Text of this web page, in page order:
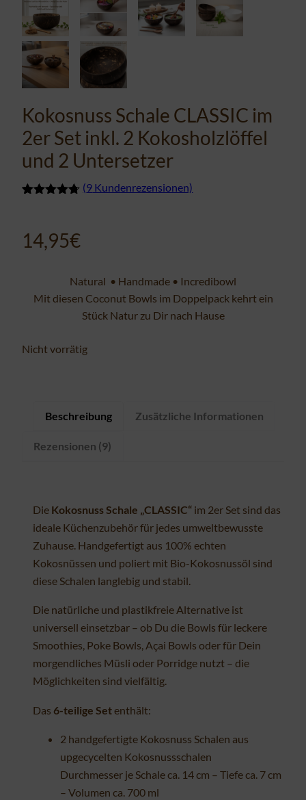
Kokosnuss Schale CLASSIC im
2er Set inkl. 2 Kokosholzlöffel
und 2 Untersetzer
basierend
auf
(9 Kundenrezensionen)
14,95€
Natural • Handmade • Incredibowl
Mit diesen Coconut Bowls im Doppelpack kehrt ein
Stück Natur zu Dir nach Hause
Nicht vorrätig
Beschreibung Zusätzliche Informationen
Rezensionen (9)
Die Kokosnuss Schale „CLASSIC“ im 2er Set sind das
ideale Küchenzubehör für jedes umweltbewusste
Zuhause. Handgefertigt aus 100% echten
Kokosnüssen und poliert mit Bio-Kokosnussöl sind
diese Schalen langlebig und stabil.
Die natürliche und plastikfreie Alternative ist
universell einsetzbar – ob Du die Bowls für leckere
Smoothies, Poke Bowls, Açai Bowls oder für Dein
morgendliches Müsli oder Porridge nutzt – die
Möglichkeiten sind vielfältig.
Das 6-teilige Setenthält:
2 handgefertigte Kokosnuss Schalen aus
upgecycelten Kokosnussschalen
Durchmesser je Schale ca. 14 cm – Tiefe ca. 7 cm
– Volumen ca. 700 ml